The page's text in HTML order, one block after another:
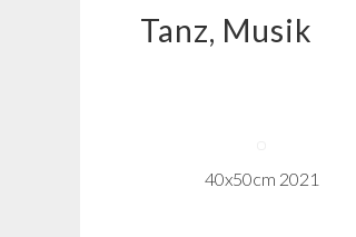
Tanz, Musik
40x50cm 2021